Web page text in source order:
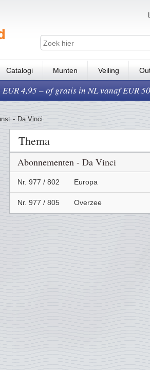
Catalogi Munten Veiling
EUR 4,95 – of gratis in NL vanaf EUR
- Da Vinci
Thema
Abonnementen - Da Vinci
Nr. 977 / 802 Europa
Nr. 977 / 805 Overzee